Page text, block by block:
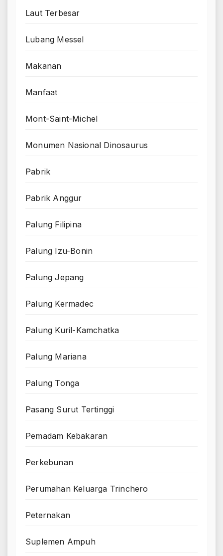
Laut Terbesar
Lubang Messel
Makanan
Manfaat
Mont-Saint-Michel
Monumen Nasional Dinosaurus
Pabrik
Pabrik Anggur
Palung Filipina
Palung Izu-Bonin
Palung Jepang
Palung Kermadec
Palung Kuril-Kamchatka
Palung Mariana
Palung Tonga
Pasang Surut Tertinggi
Pemadam Kebakaran
Perkebunan
Perumahan Keluarga Trinchero
Peternakan
Suplemen Ampuh